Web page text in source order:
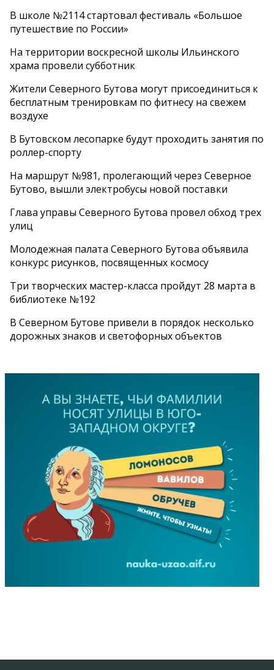
В школе №2114 стартовал фестиваль «Большое
путешествие по России»
На территории воскресной школы Ильинского
храма провели субботник
Жители Северного Бутова могут присоединиться к
бесплатным тренировкам по фитнесу на свежем
воздухе
В Бутовском лесопарке будут проходить занятия по
роллер-спорту
На маршрут №981, пролегающий через Северное
Бутово, вышли электробусы новой поставки
Глава управы Северного Бутова провел обход трех
улиц
Молодежная палата Северного Бутова объявила
конкурс рисунков, посвященных космосу
Три творческих мастер-класса пройдут 28 марта в
библиотеке №192
В Северном Бутове привели в порядок несколько
дорожных знаков и светофорных объектов